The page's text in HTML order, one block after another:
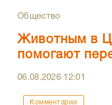
Общество
Животным в
помогают
06.08.2026 12:01
Комментарии